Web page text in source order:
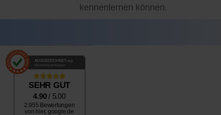
kennenlernen können.
AUSGEZEICHNET .org
Kundenbewertungen
SEHR GUT
4.90/ 5.00
2.955 Bewertungen
von hier, google.de